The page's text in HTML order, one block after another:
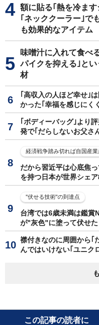
額に貼る｢熱を冷ま
｢ネッククーラー｣で
も効果的なアイテム
味噌汁に入れて食べ
パイクを抑える｣と
材
｢高収入の人ほど幸せ｣
かった｢幸福を感じにく
｢ボディーバッグ｣より
発で｢だらしないお父さ
経済戦争踏み切れば自国産業
だから習近平は心底焦
を持つ日本が世界シェ
"伏せる技術"の到達点
台湾では6歳未満は鑑賞
が"灰色"に塗って伏せ
襟付きなのに周囲から｢
んではいけない｢ユニク
この記事の読者に